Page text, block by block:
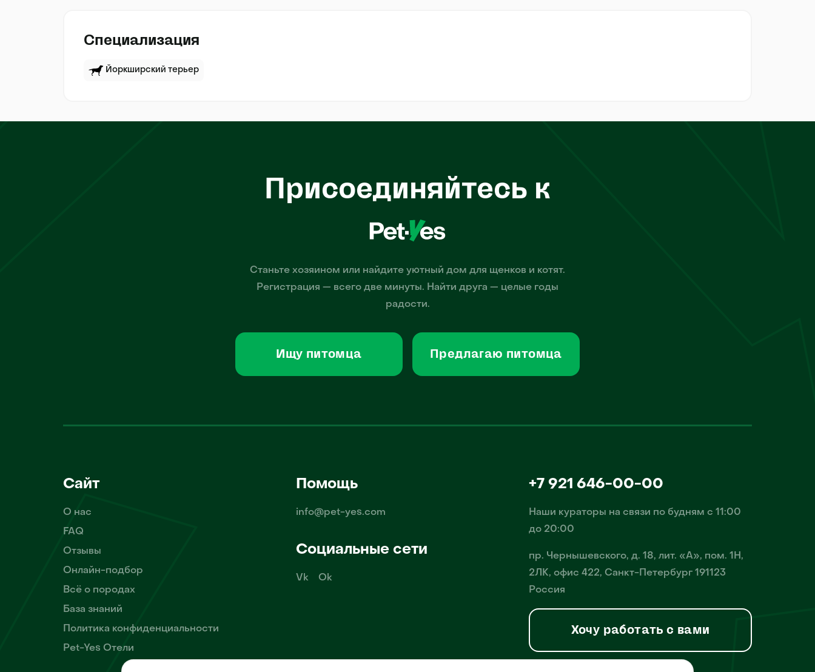
Специализация
Йоркширский терьер
Присоединяйтесь к
Станьте хозяином или найдите уютный дом для щенков и котят.
Регистрация — всего две минуты. Найти друга — целые годы
радости.
Ищу питомца Предлагаю питомца
Сайт
О нас
FAQ
Отзывы
Онлайн-подбор
Всё о породах
База знаний
Политика конфиденциальности
Pet-Yes Отели
Помощь
info@pet-yes.com
Социальные сети
Vk Ok
+7 921 646-00-00
Наши кураторы на связи по будням с 11:00
до 20:00
пр. Чернышевского, д. 18, лит. «А», пом. 1Н,
2ЛК, офис 422, Санкт-Петербург 191123
Россия
Хочу работать с вами